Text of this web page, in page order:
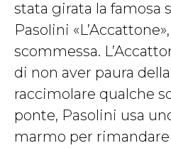
stata girata la famosa
Pasolini
scommessa.
di non aver paura
raccimolare qualche
ponte, Pasolini usa
marmo per rimandare